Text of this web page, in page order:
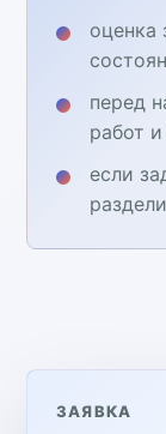
оценка
перед
работ
если
ЗАЯВКА